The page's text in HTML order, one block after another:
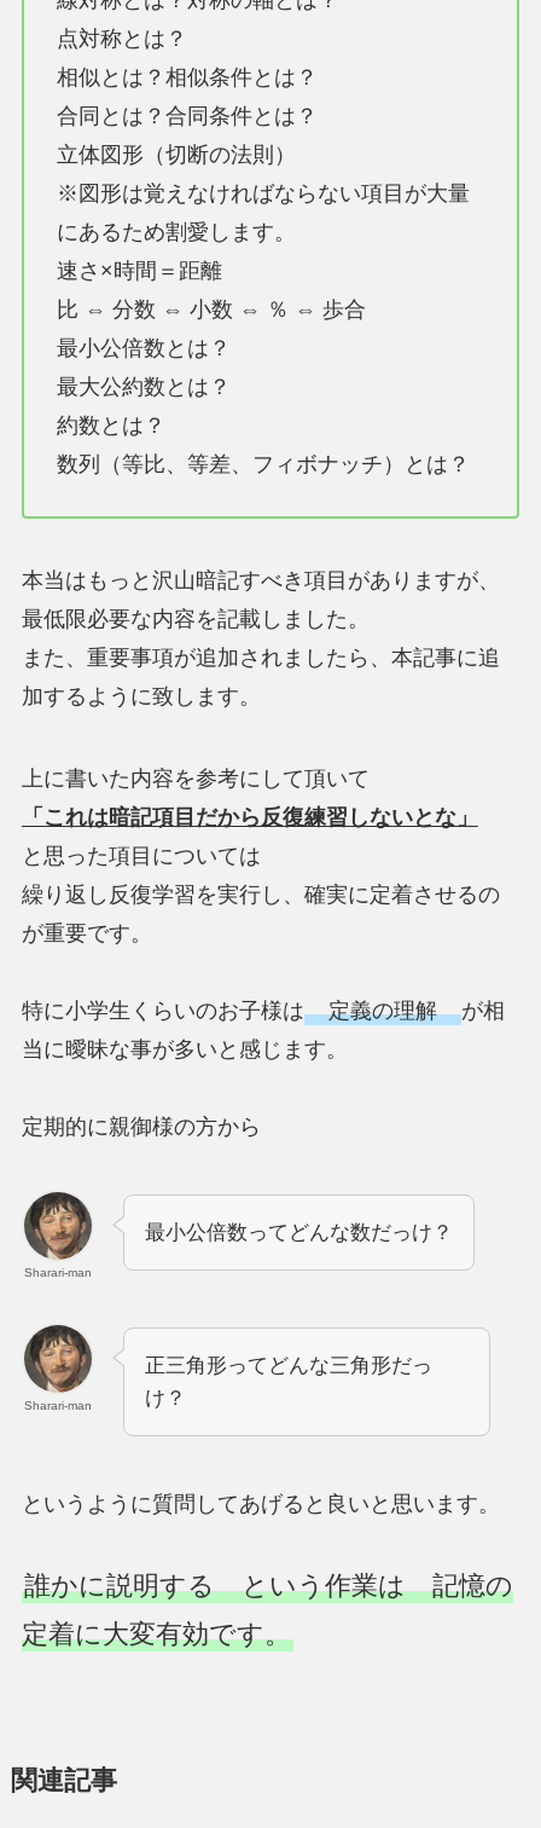
点対称とは？
相似とは？相似条件とは？
合同とは？合同条件とは？
立体図形（切断の法則）
※図形は覚えなければならない項目が大量
にあるため割愛します。
速さ×時間＝距離
比 ⇔ 分数 ⇔ 小数 ⇔ ％ ⇔ 歩合
最小公倍数とは？
最大公約数とは？
約数とは？
数列（等比、等差、フィボナッチ）とは？
本当はもっと沢山暗記すべき項目がありますが、
最低限必要な内容を記載しました。
また、重要事項が追加されましたら、本記事に追
加するように致します。
上に書いた内容を参考にして頂いて
「これは暗記項目だから反復練習しないとな」
と思った項目については
繰り返し反復学習を実行し、確実に定着させるの
が重要です。
特に小学生くらいのお子様は定義の理解が相
当に曖昧な事が多いと感じます。
定期的に親御様の方から
Sharari-man
最小公倍数ってどんな数だっけ？
Sharari-man
正三角形ってどんな三角形だっ
け？
というように質問してあげると良いと思います。
誰かに説明する という作業は 記憶の
定着に大変有効です。
関連記事